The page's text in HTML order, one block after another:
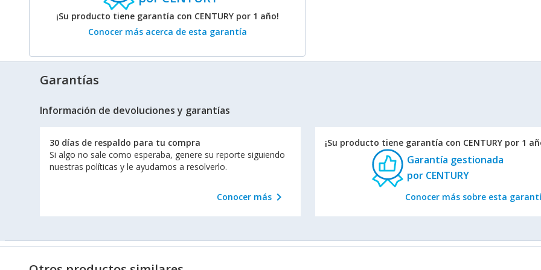
¡Su producto tiene garantía con CENTURY por 1 año!
Conocer más acerca de esta garantía
Garantías
Información de devoluciones y garantías
30 días de respaldo para tu compra
Si algo no sale como esperaba, genere su reporte siguiendo
nuestras políticas y le ayudamos a resolverlo.
Conocer máschevron_right
¡Su producto tiene garantía con CENTURY por 1
Garantía gestionada
por CENTURY
Conocer más sobre esta